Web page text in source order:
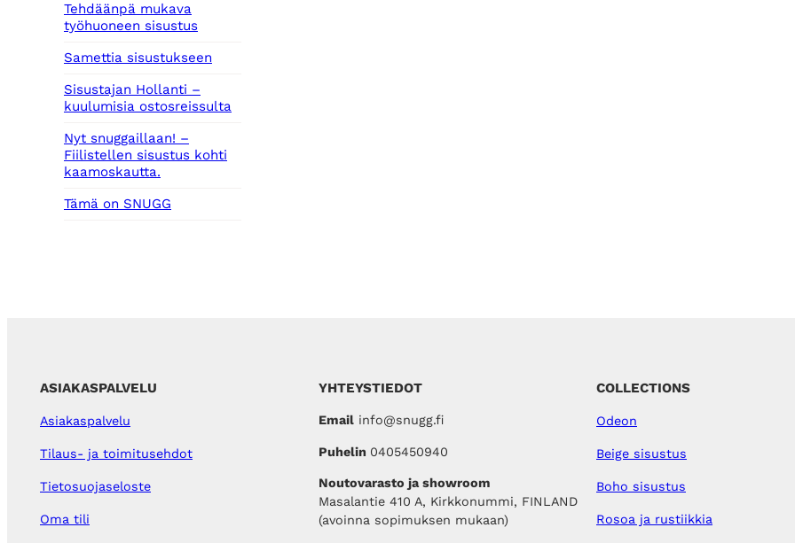
Tehdäänpä mukava
työhuoneen sisustus
Samettia sisustukseen
Sisustajan Hollanti –
kuulumisia ostosreissulta
Nyt snuggaillaan! –
Fiilistellen sisustus kohti
kaamoskautta.
Tämä on SNUGG
ASIAKASPALVELU
Asiakaspalvelu
Tilaus- ja toimitusehdot
Tietosuojaseloste
Oma tili
YHTEYSTIEDOT
Emailinfo@snugg.fi
Puhelin 0405450940
Noutovarasto ja showroom
Masalantie 410 A, Kirkkonummi, FINLAND
(avoinna sopimuksen mukaan)
COLLECTIONS
Odeon
Beige sisustus
Boho sisustus
Rosoa ja rustiikkia